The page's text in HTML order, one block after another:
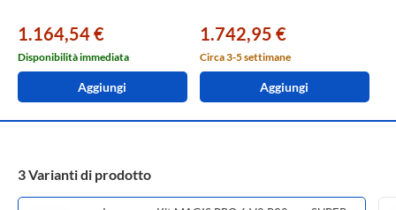
1.164,54 €
Disponibilità immediata
Aggiungi
1.742,95 €
Circa 3-5 settimane
Aggiungi
3 Varianti di prodotto